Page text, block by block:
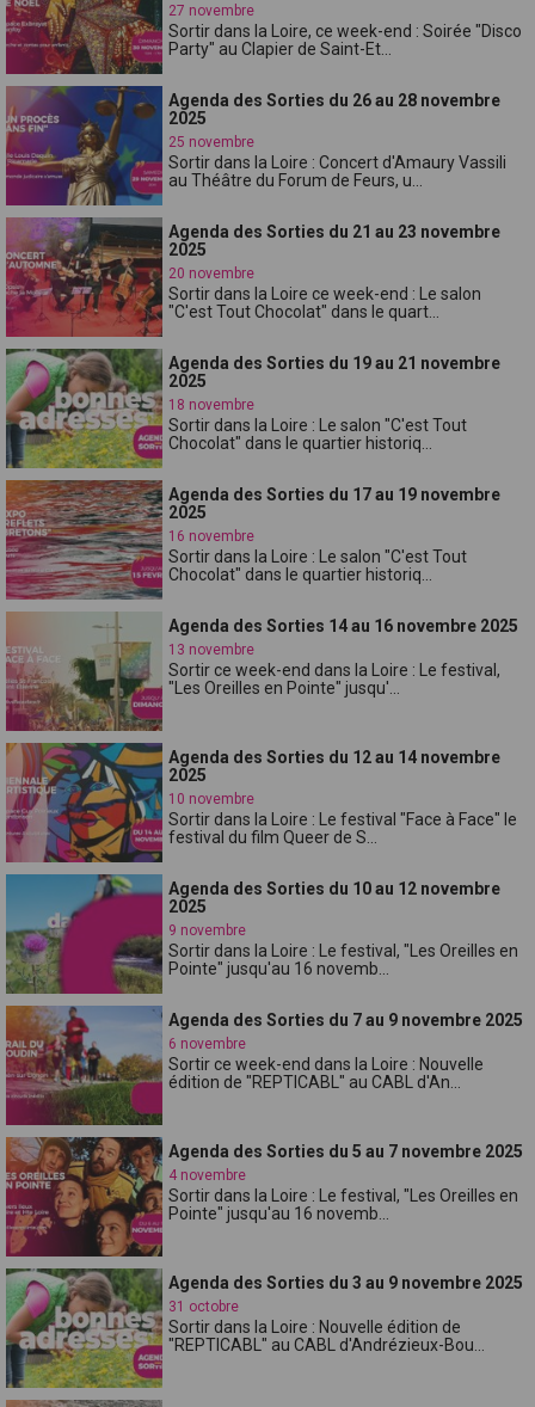
27 novembre
Sortir dans la Loire, ce week-end : Soirée "Disco
Party" au Clapier de Saint-Et...
Agenda des Sorties du 26 au 28 novembre
2025
25 novembre
Sortir dans la Loire : Concert d'Amaury Vassili
au Théâtre du Forum de Feurs, u...
Agenda des Sorties du 21 au 23 novembre
2025
20 novembre
Sortir dans la Loire ce week-end : Le salon
"C'est Tout Chocolat" dans le quart...
Agenda des Sorties du 19 au 21 novembre
2025
18 novembre
Sortir dans la Loire : Le salon "C'est Tout
Chocolat" dans le quartier historiq...
Agenda des Sorties du 17 au 19 novembre
2025
16 novembre
Sortir dans la Loire : Le salon "C'est Tout
Chocolat" dans le quartier historiq...
Agenda des Sorties 14 au 16 novembre 2025
13 novembre
Sortir ce week-end dans la Loire : Le festival,
"Les Oreilles en Pointe" jusqu'...
Agenda des Sorties du 12 au 14 novembre
2025
10 novembre
Sortir dans la Loire : Le festival "Face à Face" le
festival du film Queer de S...
Agenda des Sorties du 10 au 12 novembre
2025
9 novembre
Sortir dans la Loire : Le festival, "Les Oreilles en
Pointe" jusqu'au 16 novemb...
Agenda des Sorties du 7 au 9 novembre 2025
6 novembre
Sortir ce week-end dans la Loire : Nouvelle
édition de "REPTICABL" au CABL d'An...
Agenda des Sorties du 5 au 7 novembre 2025
4 novembre
Sortir dans la Loire : Le festival, "Les Oreilles en
Pointe" jusqu'au 16 novemb...
Agenda des Sorties du 3 au 9 novembre 2025
31 octobre
Sortir dans la Loire : Nouvelle édition de
"REPTICABL" au CABL d'Andrézieux-Bou...